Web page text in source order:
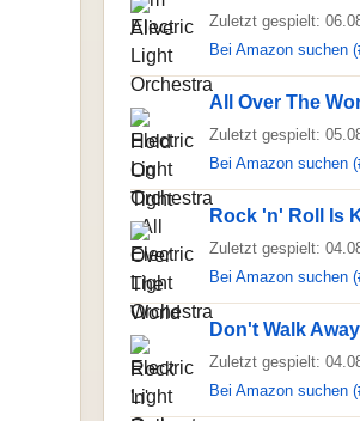
Zuletzt gespielt:
Bei Amazon suchen
All Over The
Zuletzt gespielt:
Bei Amazon suchen
Rock 'n' Roll Is
Zuletzt gespielt:
Bei Amazon suchen
Don't Walk Away
Zuletzt gespielt:
Bei Amazon suchen